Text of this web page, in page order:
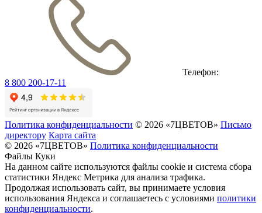
Телефон:
8 800 200-17-11
Политика конфиденциальности © 2026 «7ЦВЕТОВ» Письмо
директору Карта сайта
© 2026 «7ЦВЕТОВ» Политика конфиденциальности
Файлы Куки
На данном сайте используются файлы cookie и система сбора
статистики Яндекс Метрика для анализа трафика.
Продолжая использовать сайт, вы принимаете условия
использования Яндекса и соглашаетесь с условиями политики
конфиденциальности.